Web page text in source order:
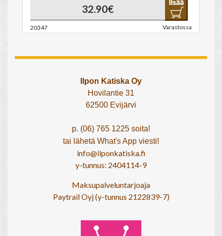
32.90€
20347 Varastossa
Ilpon Katiska Oy
Hovilantie 31
62500 Evijärvi
p. (06) 765 1225 soita!
tai lähetä What's App viesti!
info@ilponkatiska.fi
y-tunnus: 2404114-9
Maksupalveluntarjoaja
Paytrail Oyj (y-tunnus 2122839-7)